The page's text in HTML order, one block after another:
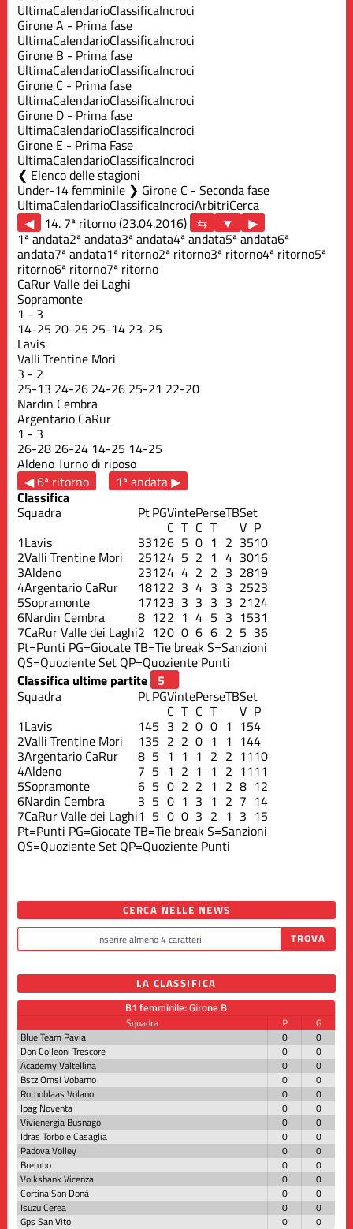
UltimaCalendarioClassificaIncroci
Girone A - Prima fase
UltimaCalendarioClassificaIncroci
Girone B - Prima fase
UltimaCalendarioClassificaIncroci
Girone C - Prima fase
UltimaCalendarioClassificaIncroci
Girone D - Prima fase
UltimaCalendarioClassificaIncroci
Girone E - Prima Fase
UltimaCalendarioClassificaIncroci
Elenco delle stagioni
Under-14 femminile ❯ Girone C - Seconda fase
UltimaCalendarioClassificaIncrociArbitriCerca
◀
14. 7ª ritorno (23.04.2016)
▶
1ª andata2ª andata3ª andata4ª andata5ª andata6ª
andata7ª andata1ª ritorno2ª ritorno3ª ritorno4ª ritorno5ª
ritorno6ª ritorno7ª ritorno
CaRur Valle dei Laghi
Sopramonte
1 - 3
14-25 20-25 25-14 23-25
Lavis
Valli Trentine Mori
3 - 2
25-13 24-26 24-26 25-21 22-20
Nardin Cembra
Argentario CaRur
1 - 3
26-28 26-24 14-25 14-25
AldenoTurno di riposo
◀ 6ª ritorno
1ª andata ▶
Classifica
Squadra PtPGVintePerseTBSet
C T C T V P
1Lavis 33126 5 0 1 2 3510
2Valli Trentine Mori 25124 5 2 1 4 3016
3Aldeno 23124 4 2 2 3 2819
4Argentario CaRur 18122 3 4 3 3 2523
5Sopramonte 17123 3 3 3 3 2124
6Nardin Cembra 8 122 1 4 5 3 1531
7CaRur Valle dei Laghi2 120 0 6 6 2 5 36
Pt=Punti PG=GiocateTB=Tie breakS=Sanzioni
QS=Quoziente Set QP=Quoziente Punti
Classifica ultime partite
Squadra
PtPGVintePerseTBSet
C T C T V P
1Lavis 145 3 2 0 0 1 154
2Valli Trentine Mori 135 2 2 0 1 1 144
3Argentario CaRur 8 5 1 1 1 2 2 1110
4Aldeno 7 5 1 2 1 1 2 1111
5Sopramonte 6 5 0 2 2 1 2 8 12
6Nardin Cembra 3 5 0 1 3 1 2 7 14
7CaRur Valle dei Laghi1 5 0 0 3 2 1 3 15
Pt=Punti PG=GiocateTB=Tie breakS=Sanzioni
QS=Quoziente Set QP=Quoziente Punti
CERCA NELLE NEWS
LA CLASSIFICA
B1 femminile: Girone B
Squadra P
G
Blue Team Pavia
0
0
Don Colleoni Trescore
0
0
Academy Valtellina
0
0
Bstz Omsi Vobarno
0
0
Rothoblaas Volano
0
0
Ipag Noventa
0
0
Vivienergia Busnago
0
0
Idras Torbole Casaglia
0
0
Padova Volley
0
0
Brembo
0
0
Volksbank Vicenza
0
0
Cortina San Donà
0
0
Isuzu Cerea
0
0
Gps San Vito
0 0